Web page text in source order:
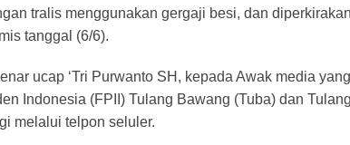
tralis menggunakan gergaji besi, dan
tanggal (6/6).
ucap ‘Tri Purwanto SH, kepada Awak media
Indonesia (FPII) Tulang Bawang (Tuba) dan
melalui telpon seluler.